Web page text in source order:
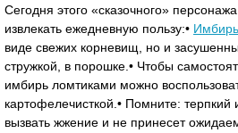
Сегодня этого «сказочного»
извлекать ежедневную пользу:• Имбирь
виде свежих корневищ, но и
стружкой, в порошке.• Чтобы
имбирь ломтиками можно
картофелечисткой.• Помните:
вызвать жжение и не принесет